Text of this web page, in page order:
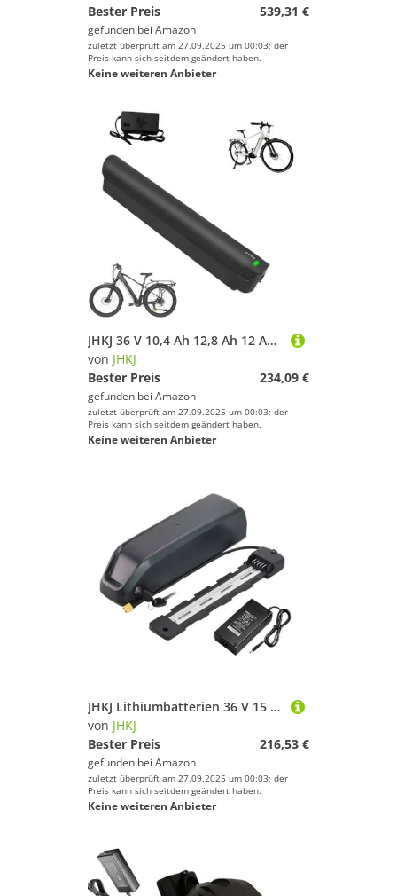
Bester Preis
539,31 €
gefunden bei Amazon
zuletzt überprüft am 27.09.2025 um 00:03; der
Preis kann sich seitdem geändert haben.
Keine weiteren Anbieter
JHKJ 36 V 10,4 Ah 12,8 Ah 12 Ah 13,6 Ah 14 Ah E-Bike Lithium Li-Ionen-Akku 36 Volt Unterrohr im Inneren versteckte Batterie für elektrischen Mountainbike-Motor,36v,13.6Ah
von JHKJ
Bester Preis
234,09 €
gefunden bei Amazon
zuletzt überprüft am 27.09.2025 um 00:03; der
Preis kann sich seitdem geändert haben.
Keine weiteren Anbieter
JHKJ Lithiumbatterien 36 V 15 Ah Mountainbike-Batterie 48 V 10 Ah Unterrohrbatterie 52 V 12 Ah Elektrofahrradbatterien mit Ladegerät und Schalter für 450 W-720 W Motor,Xt60 52v12ah
von JHKJ
Bester Preis
216,53 €
gefunden bei Amazon
zuletzt überprüft am 27.09.2025 um 00:03; der
Preis kann sich seitdem geändert haben.
Keine weiteren Anbieter